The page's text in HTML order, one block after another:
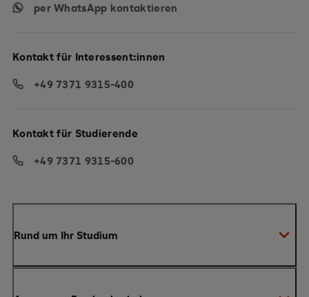
Rund um Ihr Studium
per WhatsApp kontaktieren
Kontakt für Interessent:innen
+49 7371 9315-400
Kontakt für Studierende
+49 7371 9315-600